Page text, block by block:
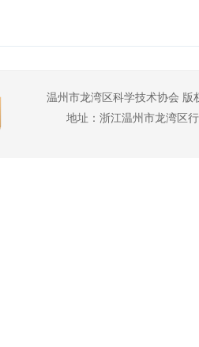
温州市龙湾区科学技术协会
地址：浙江温州市龙湾区